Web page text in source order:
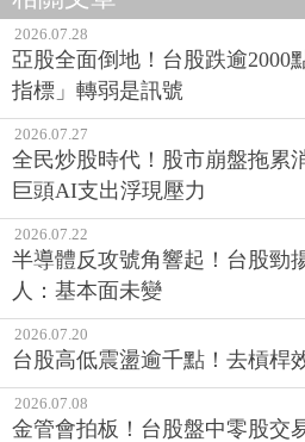
2026.07.28
亞股全面倒地！台股跌逾2000
指標」轉弱是訊號
2026.07.27
全民炒股時代！股市崩盤拖累
巨頭AI支出浮現壓力
2026.07.22
半導體反攻號角響起！台股勁
人：基本面未變
2026.07.20
台股高低震盪逾千點！去槓桿
2026.07.08
金管會拍板！台股盤中零股交